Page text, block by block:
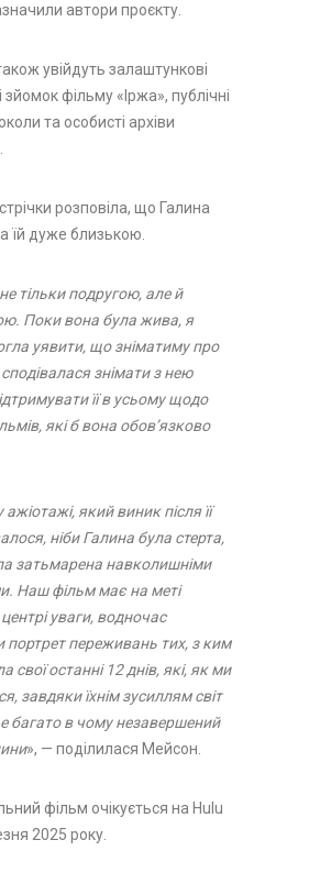
автори проєкту.
увійдуть залаштункові
зйомок фільму «Іржа», публічні
та особисті архіви
розповіла, що Галина
їй дуже близькою.
тільки подругою, але й
Поки вона була жива, я
уявити, що зніматиму про
знімати з нею
її в усьому щодо
які б вона обов’язково
який виник після її
ніби Галина була стерта,
затьмарена навколишніми
Наш фільм має на меті
центрі уваги, водночас
портрет переживань тих, з ким
свої останні 12 днів, які, як ми
завдяки їхнім зусиллям світ
багато в чому незавершений
», — поділилася Мейсон.
фільм очікується на Hulu
2025 року.